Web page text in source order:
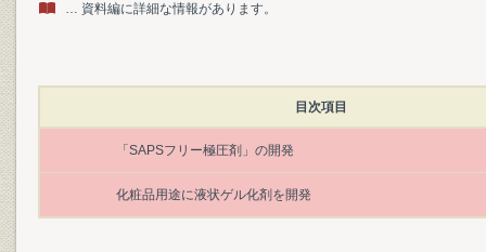
… 資料編に詳細な情報があります。
目次項目
「SAPSフリー極圧剤」の開発
化粧品用途に液状ゲル化剤を開発